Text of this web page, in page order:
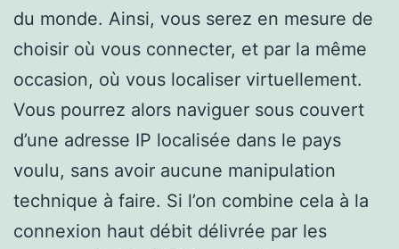
du monde. Ainsi, vous serez en mesure de
choisir où vous connecter, et par la même
occasion, où vous localiser virtuellement.
Vous pourrez alors naviguer sous couvert
d’une adresse IP localisée dans le pays
voulu, sans avoir aucune manipulation
technique à faire. Si l’on combine cela à la
connexion haut débit délivrée par les